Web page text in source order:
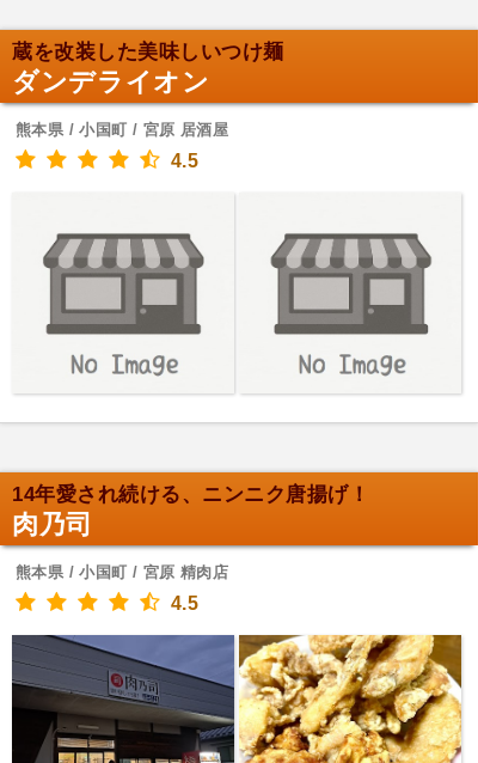
蔵を改装した美味しいつけ麺
ダンデライオン
熊本県 / 小国町 / 宮原 居酒屋
4.5
14年愛され続ける、ニンニク唐揚げ！
肉乃司
熊本県 / 小国町 / 宮原 精肉店
4.5